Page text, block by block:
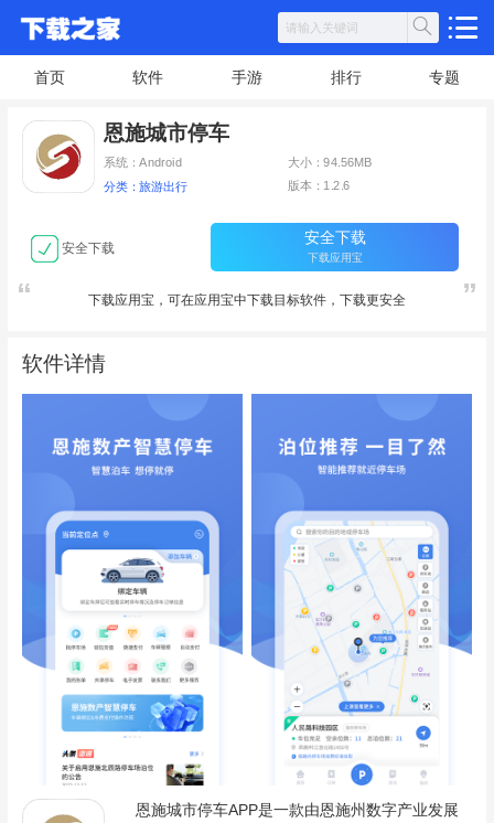
首页 软件 手游 排行 专题
恩施城市停车
系统：Android 大小：94.56MB
分类：旅游出行 版本：1.2.6
安全下载
安全下载
下载应用宝
下载应用宝，可在应用宝中下载目标软件，下载更安全
软件详情
恩施城市停车APP是一款由恩施州数字产业发展